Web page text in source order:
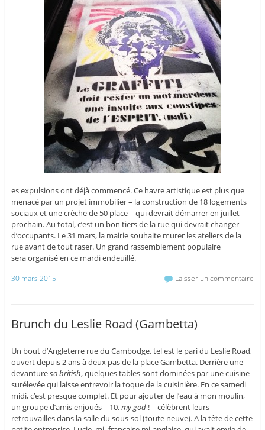
es expulsions ont déjà commencé. Ce havre artistique est plus que
menacé par un projet immobilier – la construction de 18 logements
sociaux et une crèche de 50 place – qui devrait démarrer en juillet
prochain. Au total, c’est un bon tiers de la rue qui devrait changer
d’occupants. Le 31 mars, la mairie souhaite murer les ateliers de la
rue avant de tout raser. Un grand rassemblement populaire
sera organisé en ce mardi endeuillé.
30 mars 2015 Laisser un commentaire
Brunch du Leslie Road (Gambetta)
Un bout d’Angleterre rue du Cambodge, tel est le pari du Leslie Road,
ouvert depuis 2 ans à deux pas de la place Gambetta. Derrière une
devantureso british, quelques tables sont dominées par une cuisine
surélevée qui laisse entrevoir la toque de la cuisinière. En ce samedi
midi, c’est presque complet. Et pour ajouter de l’eau à mon moulin,
un groupe d’amis enjoués – 10,my god! – célèbrent leurs
retrouvailles dans la salle du sous-sol (toute neuve). A la tête de cette